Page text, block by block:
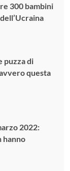
300 bambini
puzza di
questa
2022:
hanno